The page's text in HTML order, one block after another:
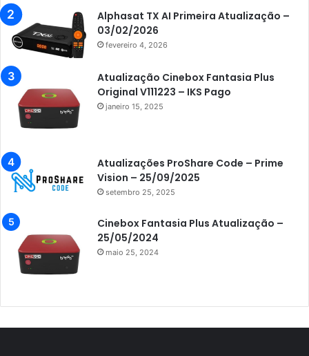
Azamerica Champions
Azamerica Champions IPTV
Azamerica Extremo IPTV
Azamerica F92 Plus
Azamerica Gold
Azamerica i7 IPTV
Azamerica King
Azamerica King GX PRO
Azamerica King IPTV
Azamerica Mobi
Alphasat TX AI Primeira Atualização –
03/02/2026
fevereiro 4, 2026
Atualização Cinebox Fantasia Plus
Original V111223 – IKS Pago
janeiro 15, 2025
Atualizações ProShare Code – Prime
Vision – 25/09/2025
setembro 25, 2025
Cinebox Fantasia Plus Atualização –
25/05/2024
maio 25, 2024